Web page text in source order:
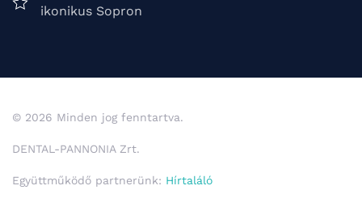
ikonikus Sopron
© 2026 Minden jog fenntartva.
DENTAL-PANNONIA Zrt.
Együttműködő partnerünk: Hírtaláló